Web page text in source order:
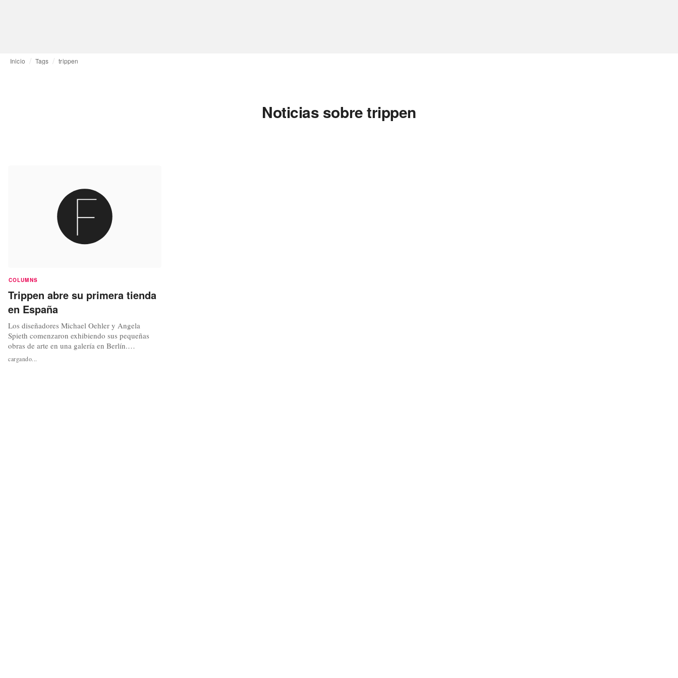
Inicio Tags trippen
Noticias sobre trippen
COLUMNS
Trippen abre su primera tienda
en España
Los diseñadores Michael Oehler y Angela
Spieth comenzaron exhibiendo sus pequeñas
obras de arte en una galería en Berlín.
Estas obras de arte eran zapatos. Tras el éxito
que cosecharon se animaron además de a
cargando...